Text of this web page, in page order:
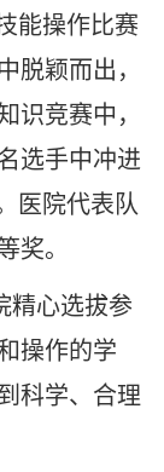
能操作比赛
脱颖而出，
识竞赛中，
选手中冲进
医院代表队
奖。
精心选拔参
操作的学
科学、合理